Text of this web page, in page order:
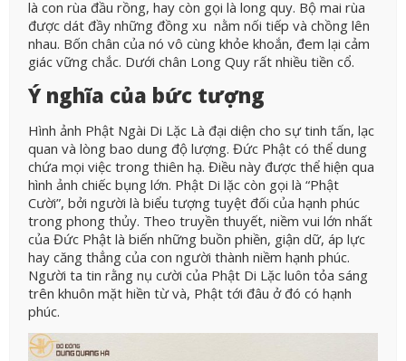
là con rùa đầu rồng, hay còn gọi là long quy. Bộ mai rùa
được dát đầy những đồng xu nằm nối tiếp và chồng lên
nhau. Bốn chân của nó vô cùng khỏe khoắn, đem lại cảm
giác vững chắc. Dưới chân Long Quy rất nhiều tiền cổ.
Ý nghĩa của bức tượng
Hình ảnh Phật Ngài Di Lặc Là đại diện cho sự tinh tấn, lạc
quan và lòng bao dung độ lượng. Đức Phật có thể dung
chứa mọi việc trong thiên hạ. Điều này được thể hiện qua
hình ảnh chiếc bụng lớn. Phật Di lặc còn gọi là “Phật
Cười”, bởi người là biểu tượng tuyệt đối của hạnh phúc
trong phong thủy. Theo truyền thuyết, niềm vui lớn nhất
của Đức Phật là biến những buồn phiền, giận dữ, áp lực
hay căng thẳng của con người thành niềm hạnh phúc.
Người ta tin rằng nụ cười của Phật Di Lặc luôn tỏa sáng
trên khuôn mặt hiền từ và, Phật tới đâu ở đó có hạnh
phúc.